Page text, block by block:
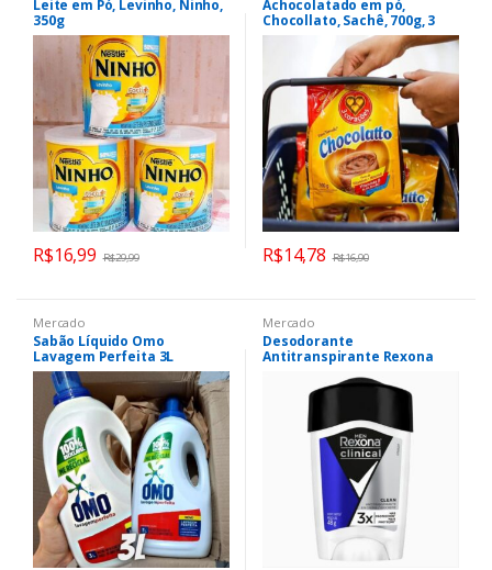
Leite em Pó, Levinho, Ninho,
350g
R$16,99 R$29,99
Achocolatado em pó,
Chocollato, Sachê, 700g, 3
Corações
R$14,78 R$16,90
Mercado
Sabão Líquido Omo
Lavagem Perfeita 3L
Mercado
Desodorante
Antitranspirante Rexona